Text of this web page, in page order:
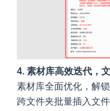
4. 素材库高效迭代，
素材库全面优化，解
跨文件夹批量插入文